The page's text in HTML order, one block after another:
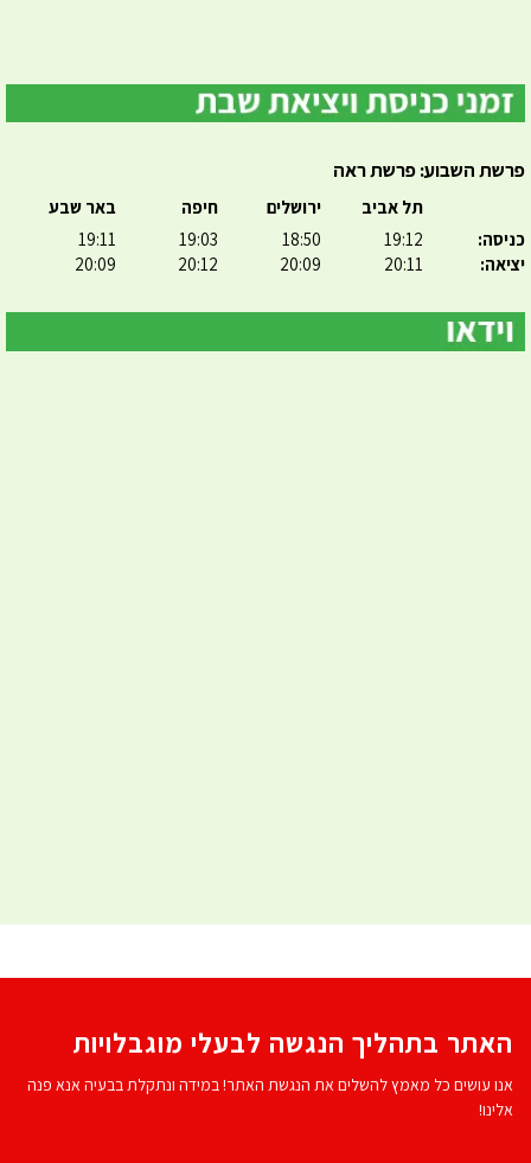
פרשת השבוע: פרשת ראה
כניסה:
יציאה:
תל אביב
19:12
20:11
ירושלים
18:50
20:09
חיפה
19:03
20:12
באר שבע
19:11
20:09
האתר בתהליך הנגשה לבעלי מוגבלויות
אנו עושים כל מאמץ להשלים את הנגשת האתר! במידה ונתקלת בבעיה אנא פנה
אלינו!